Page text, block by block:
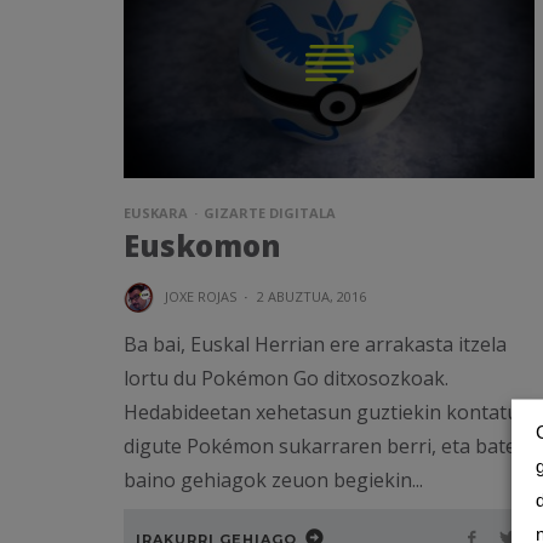
EUSKARA GIZARTE DIGITALA
Euskomon
JOXE ROJAS · 2 ABUZTUA, 2016
Ba bai, Euskal Herrian ere arrakasta itzela
lortu du Pokémon Go ditxosozkoak.
Hedabideetan xehetasun guztiekin kontatu
digute Pokémon sukarraren berri, eta batek
baino gehiagok zeuon begiekin...
IRAKURRI GEHIAGO